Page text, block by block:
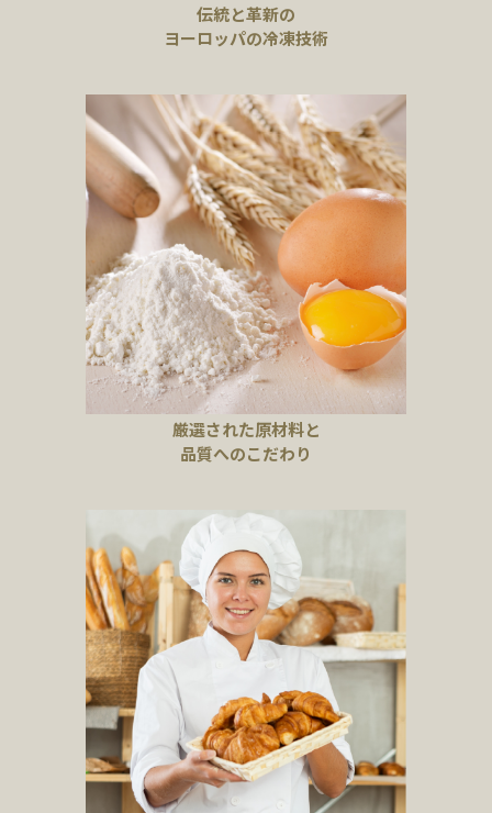
伝統と革新の
ヨーロッパの冷凍技術
厳選された原材料と
品質へのこだわり